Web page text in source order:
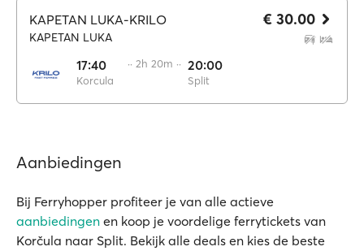
KAPETAN LUKA-KRILO
KAPETAN LUKA
17:40
Korcula
·· 2h 20m ·· 20:00
Split
€ 30.00
Aanbiedingen
Bij Ferryhopper profiteer je van alle actieve
aanbiedingen en koop je voordelige ferrytickets van
Korčula naar Split. Bekijk alle deals en kies de beste